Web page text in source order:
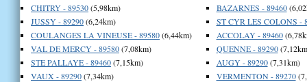
CHITRY - 89530(5,98km)
JUSSY - 89290(6,24km)
COULANGES LA VINEUSE - 89580(6,44km)
VAL DE MERCY - 89580(7,08km)
STE PALLAYE - 89460(7,15km)
VAUX - 89290(7,34km)
BAZARNES - 89460
ST CYR LES COLONS -
ACCOLAY - 89460
QUENNE - 89290
AUGY - 89290(7,31km)
VERMENTON - 89270